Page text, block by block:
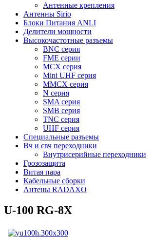
Антенные крепления
Антенны Sirio
Блоки Питания ANLI
Делители мощности
Высокочастотные разъемы
BNC серия
FME серии
MCX серия
Mini UHF серия
MMCX серия
N серия
SMA серия
SMB серия
TNC серия
UHF серия
Специальные разъемы
Вч и свч переходники
Внутрисерийные переходники
Грозозащита
Витая пара
Кабельные сборки
Антены RADAXO
U-100 RG-8X